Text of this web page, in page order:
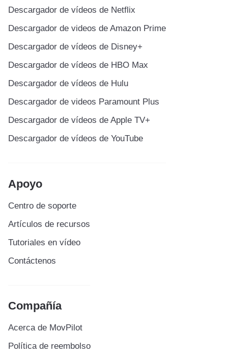
Descargador de vídeos de Netflix
Descargador de videos de Amazon Prime
Descargador de vídeos de Disney+
Descargador de vídeos de HBO Max
Descargador de vídeos de Hulu
Descargador de videos Paramount Plus
Descargador de vídeos de Apple TV+
Descargador de vídeos de YouTube
Apoyo
Centro de soporte
Artículos de recursos
Tutoriales en vídeo
Contáctenos
Compañía
Acerca de MovPilot
Política de reembolso